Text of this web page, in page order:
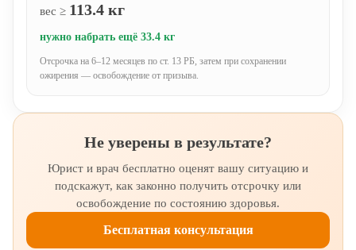
вес ≥ 113.4 кг
нужно набрать ещё 33.4 кг
Отсрочка на 6–12 месяцев по ст. 13 РБ, затем при сохранении
ожирения — освобождение от призыва.
Не уверены в результате?
Юрист и врач бесплатно оценят вашу ситуацию и
подскажут, как законно получить отсрочку или
освобождение по состоянию здоровья.
Бесплатная консультация